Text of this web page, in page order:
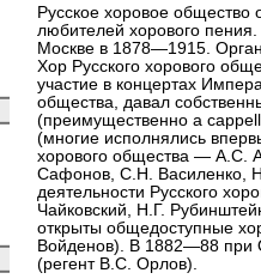
Русское хоровое общество
любителей хорового
Москве в 1878—1915.
Хор Русского хорового
участие в концертах
общества, давал
(преимущественно a
(многие исполнялись
хорового общества — А.С.
Сафонов, С.Н. Василенко,
деятельности Русского
Чайковский, Н.Г.
открыты общедоступные
Войденов). В 1882—88 при
(регент В.С. Орлов).